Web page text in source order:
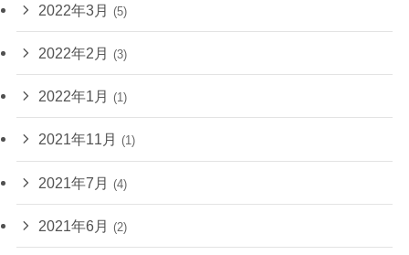
2022年3月 (5)
2022年2月 (3)
2022年1月 (1)
2021年11月 (1)
2021年7月 (4)
2021年6月 (2)